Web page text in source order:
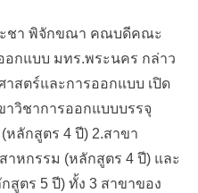
ชา พิจักขณา คณบดีคณะ
อกแบบ มทร.พระนคร กล่าว
สตร์และการออกแบบ เปิด
วิชาการออกแบบบรรจุ
ลักสูตร 4 ปี) 2.สาขา
หกรรม (หลักสูตร 4 ปี) และ
สูตร 5 ปี) ทั้ง 3 สาขาของ